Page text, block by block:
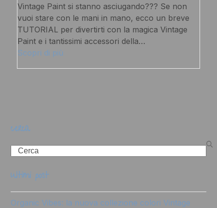
Vintage Paint si stanno asciugando??? Se non
vuoi stare con le mani in mano, ecco un breve
TUTORIAL per divertirti con la magica Vintage
Paint e i tantissimi accessori della…
Scopri di più
cerca
Search
ultimi post
Organic Vibes: la nuova collezione colori Vintage